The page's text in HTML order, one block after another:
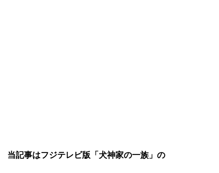
当記事はフジテレビ版「犬神家の一族」の